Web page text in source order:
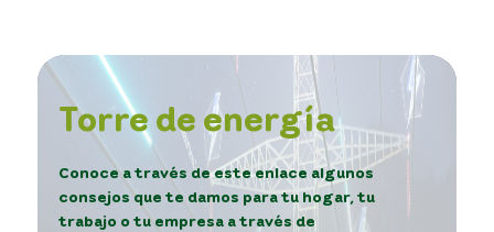
Torre de energía
Conoce a través de este enlace algunos
consejos que te damos para tu hogar, tu
trabajo o tu empresa a través de